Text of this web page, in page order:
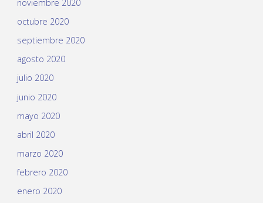
noviembre 2020
octubre 2020
septiembre 2020
agosto 2020
julio 2020
junio 2020
mayo 2020
abril 2020
marzo 2020
febrero 2020
enero 2020